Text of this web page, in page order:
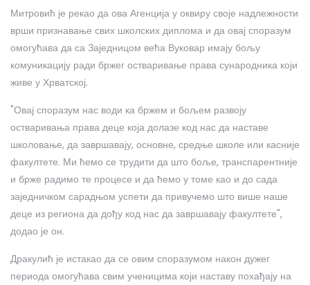
Митровић је рекао да ова Агенција у оквиру своје надлежности
врши признавање свих школских диплома и да овај споразум
омогућава да са Заједницом већа Вуковар имају бољу
комуникацију ради бржег остваривање права сународника који
живе у Хрватској.
"Овај споразум нас води ка бржем и бољем развоју
остваривања права деце која долазе код нас да наставе
школовање, да завршавају, основне, средње школе или касније
факултете. Ми ћемо се трудити да што боље, транспарентније
и брже радимо те процесе и да ћемо у томе као и до сада
заједничком сарадњом успети да привучемо што више наше
деце из региона да дођу код нас да завршавају факултете",
додао је он.
Дракулић је истакао да се овим споразумом након дужег
периода омогућава свим ученицима који наставу похађају на